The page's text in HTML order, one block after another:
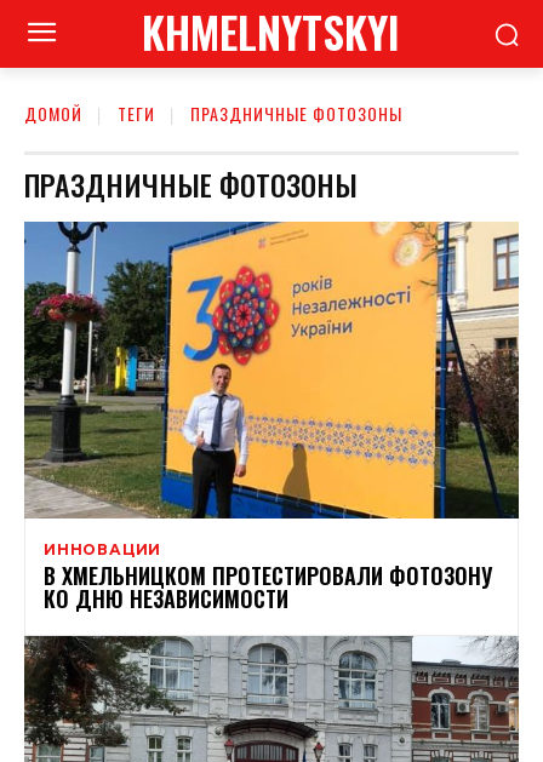
KHMELNYTSKYI
ДОМОЙ ТЕГИ ПРАЗДНИЧНЫЕ ФОТОЗОНЫ
ПРАЗДНИЧНЫЕ ФОТОЗОНЫ
ИННОВАЦИИ
В ХМЕЛЬНИЦКОМ ПРОТЕСТИРОВАЛИ ФОТОЗОНУ
КО ДНЮ НЕЗАВИСИМОСТИ